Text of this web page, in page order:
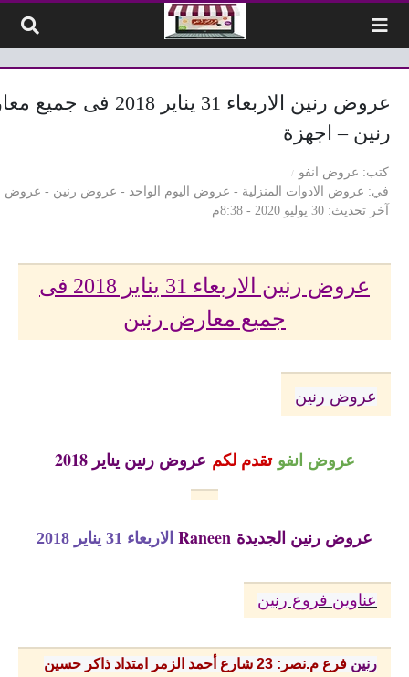
عروض رنين الاربعاء 31 يناير 2018
رنين – اجهزة
كتب
عروض انفو
في
عروض الادوات المنزلية - عروض اليوم الواحد - عروض رنين - عروض
آخر تحديث 30 يوليو 2020 - 8:38م
عروض رنين الاربعاء 31 يناير 2018 فى
جميع معارض رنين
عروض رنين
عروض انفو تقدم لكم عروض رنين يناير 2018
عروض رنين الجديدة Raneen الاربعاء 31 يناير 2018
عناوين فروع رنين
رنين
فرع م.نصر: 23 شارع أحمد الزمر امتداد ذاكر حسين